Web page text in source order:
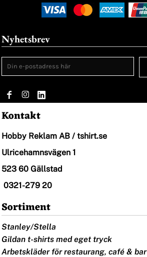
Nyhetsbrev
Kontakt
Hobby Reklam AB / tshirt.se
Ulricehamnsvägen 1
523 60 Gällstad
0321-279 20
Sortiment
Stanley/Stella
Gildan t-shirts med eget tryck
Arbetskläder för restaurang, café & bar